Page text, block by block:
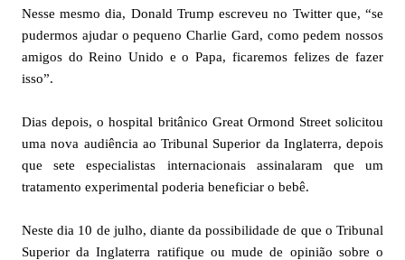
Nesse mesmo dia, Donald Trump escreveu no Twitter que, “se
pudermos ajudar o pequeno Charlie Gard, como pedem nossos
amigos do Reino Unido e o Papa, ficaremos felizes de fazer
isso”.
Dias depois, o hospital britânico Great Ormond Street solicitou
uma nova audiência ao Tribunal Superior da Inglaterra, depois
que sete especialistas internacionais assinalaram que um
tratamento experimental poderia beneficiar o bebê.
Neste dia 10 de julho, diante da possibilidade de que o Tribunal
Superior da Inglaterra ratifique ou mude de opinião sobre o